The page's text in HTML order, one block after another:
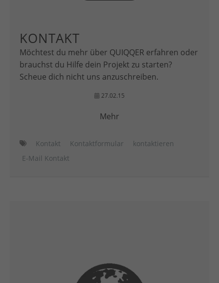
KONTAKT
Möchtest du mehr über QUIQQER erfahren oder
brauchst du Hilfe dein Projekt zu starten?
Scheue dich nicht uns anzuschreiben.
27.02.15
Mehr
Kontakt Kontaktformular
kontaktieren
E-Mail Kontakt